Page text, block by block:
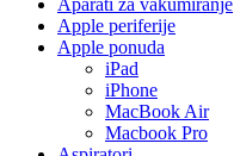
Aparati za vakumiranje
Apple periferije
Apple ponuda
iPad
iPhone
MacBook Air
Macbook Pro